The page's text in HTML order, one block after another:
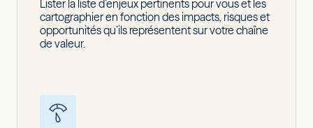
Lister la liste d’enjeux pertinents pour vous et les
cartographier en fonction des impacts, risques et
opportunités qu’ils représentent sur votre chaîne
de valeur.